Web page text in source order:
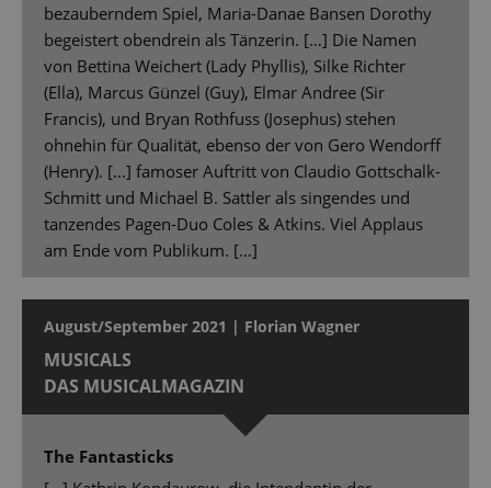
bezauberndem Spiel, Maria-Danae Bansen Dorothy
begeistert obendrein als Tänzerin. […] Die Namen
von Bettina Weichert (Lady Phyllis), Silke Richter
(Ella), Marcus Günzel (Guy), Elmar Andree (Sir
Francis), und Bryan Rothfuss (Josephus) stehen
ohnehin für Qualität, ebenso der von Gero Wendorff
(Henry). [...] famoser Auftritt von Claudio Gottschalk-
Schmitt und Michael B. Sattler als singendes und
tanzendes Pagen-Duo Coles & Atkins. Viel Applaus
am Ende vom Publikum. […]
August/September 2021 | Florian Wagner
MUSICALS
DAS MUSICALMAGAZIN
The Fantasticks